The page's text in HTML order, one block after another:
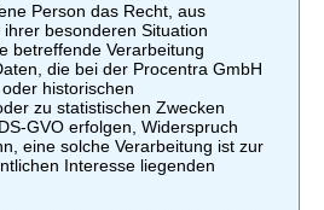
Person das Recht, aus
besonderen Situation
betreffende Verarbeitung
die bei der Procentra GmbH
historischen
zu statistischen Zwecken
GVO erfolgen, Widerspruch
eine solche Verarbeitung ist zur
Interesse liegenden